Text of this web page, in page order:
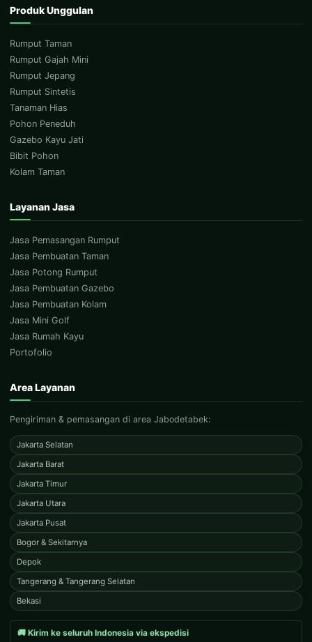
Produk Unggulan
Rumput Taman
Rumput Gajah Mini
Rumput Jepang
Rumput Sintetis
Tanaman Hias
Pohon Peneduh
Gazebo Kayu Jati
Bibit Pohon
Kolam Taman
Layanan Jasa
Jasa Pemasangan Rumput
Jasa Pembuatan Taman
Jasa Potong Rumput
Jasa Pembuatan Gazebo
Jasa Pembuatan Kolam
Jasa Mini Golf
Jasa Rumah Kayu
Portofolio
Area Layanan
Pengiriman & pemasangan di area Jabodetabek:
Jakarta Selatan
Jakarta Barat
Jakarta Timur
Jakarta Utara
Jakarta Pusat
Bogor & Sekitarnya
Depok
Tangerang & Tangerang Selatan
Bekasi
🚚 Kirim ke seluruh Indonesia via ekspedisi